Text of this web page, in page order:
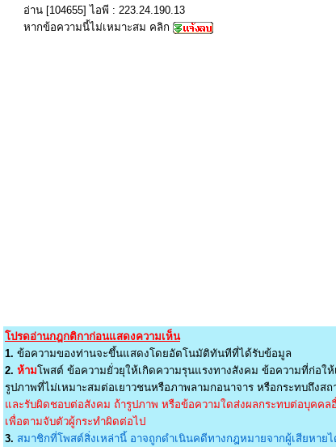
อ่าน [104655] ไอพี : 223.24.190.13
หากข้อความนี้ไม่เหมาะสม คลิก
โปรดอ่านกฎกติกาก่อนแสดงความเห็น
1. ข้อความของท่านจะขึ้นแสดงโดยอัตโนมัติทันทีที่ได้รับข้อมูล
2. ห้ามโพสต์ ข้อความยั่วยุให้เกิดความรุนแรงทางสังคม ข้อความที่ก่อใ
รูปภาพที่ไม่เหมาะสมต่อเยาวชนหรือภาพลามกอนาจาร หรือกระทบถึงสถ
และรับผิดชอบต่อสังคม ถ้ารูปภาพ หรือข้อความใดส่งผลกระทบต่อบุคคล
เพื่อตามจับตัวผู้กระทำผิดต่อไป
3. สมาชิกที่โพสต์สิ่งเหล่านี้ อาจถูกดำเนินคดีทางกฎหมายจากผู้เสียหายไ